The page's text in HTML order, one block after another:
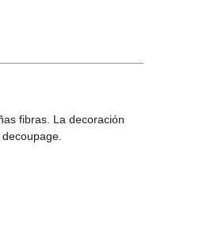
fibras. La decoración